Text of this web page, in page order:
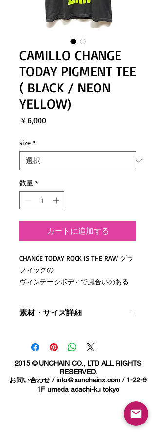
CAMILLO CHANGE
TODAY PIGMENT TEE
( BLACK / NEON
YELLOW)
￥6,000価
size *
数量 *
カートに追加する
CHANGE TODAY ROCK IS THE RAW グラ
フィックの
ヴィンテージボディで風合いのある
ト大
トな質感と染めの雰囲気が
これからのシーズンにピッタリな1枚
です。
素材・サイズ詳細
S:着丈68cm 身幅44cm 裄丈41cm
M:着丈71cm 身幅50cm 裄丈45cm
L:着丈75cm 身幅54cm 裄丈48cm
XL:着丈78cm 身幅58cm 裄丈52cm
ご使用のブラウザなどにより若干色が
実物と異なる場合がありますのでご了
2015 © UNCHAIN CO., LTD ALL RIGHTS
RESERVED.
お問い合わせ / info@xunchainx.com/ 1-22-9
1F umeda adachi-ku tokyo